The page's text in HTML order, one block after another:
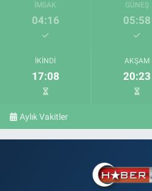
İMSAK
04:16
GÜNEŞ
05:58
İKINDI
17:08
AKŞAM
20:23
Aylık Vakitler